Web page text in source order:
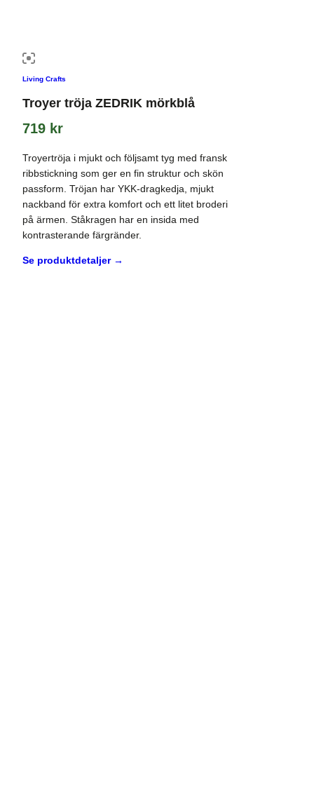
Living Crafts
Troyer tröja ZEDRIK mörkblå
719 kr
Troyertröja i mjukt och följsamt tyg med fransk
ribbstickning som ger en fin struktur och skön
passform. Tröjan har YKK-dragkedja, mjukt
nackband för extra komfort och ett litet broderi
på ärmen. Ståkragen har en insida med
kontrasterande färgränder.
Se produktdetaljer →